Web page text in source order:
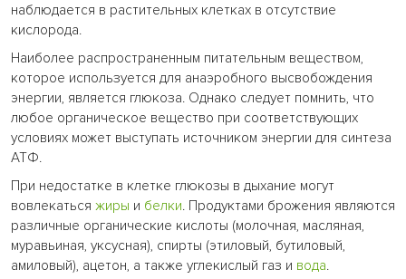
наблюдается в растительных клетках в отсутствие
кислорода.
Наиболее распространенным питательным веществом,
которое используется для анаэробного высвобождения
энергии, является глюкоза. Однако следует помнить, что
любое органическое вещество при соответствующих
условиях может выступать источником энергии для синтеза
АТФ.
При недостатке в клетке глюкозы в дыхание могут
вовлекаться жиры и белки. Продуктами брожения являются
различные органические кислоты (молочная, масляная,
муравьиная, уксусная), спирты (этиловый, бутиловый,
амиловый), ацетон, а также углекислый газ и вода.